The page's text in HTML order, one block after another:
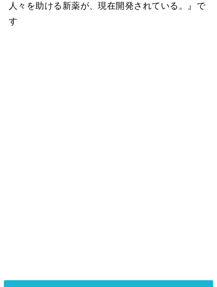
人々を助ける新薬が、現在開発されている。』で
す